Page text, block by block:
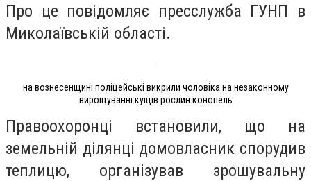
Про це повідомляє пресслужба ГУНП в
Миколаївській області.
на вознесенщині поліцейські викрили чоловіка на незаконному
вирощуванні кущів рослин конопель
Правоохоронці встановили, що на
земельній ділянці домовласник спорудив
теплицю, організував зрошувальну